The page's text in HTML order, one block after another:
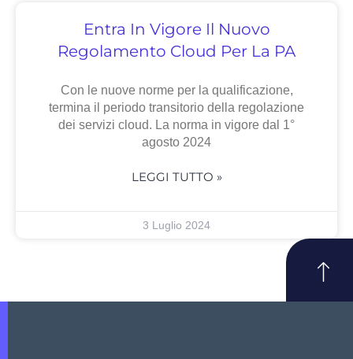
Entra In Vigore Il Nuovo
Regolamento Cloud Per La PA
Con le nuove norme per la qualificazione,
termina il periodo transitorio della regolazione
dei servizi cloud. La norma in vigore dal 1°
agosto 2024
LEGGI TUTTO »
3 Luglio 2024